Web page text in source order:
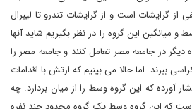
گرایشات است و از گرایشات تندرو تا لیبرال
و میانگین این گروه را در نظر بگیریم شاید آنها
دیگر در جامعه مصر تعامل کنند و جامعه مصر را
ببرند. اما حالا می بینیم که ارتش با اقدامات
آورده که این گروه وسط را از میان بردارد. چه